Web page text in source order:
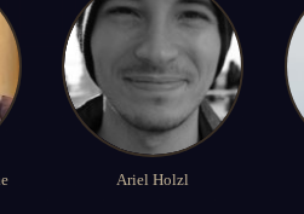
Ariel Holzl